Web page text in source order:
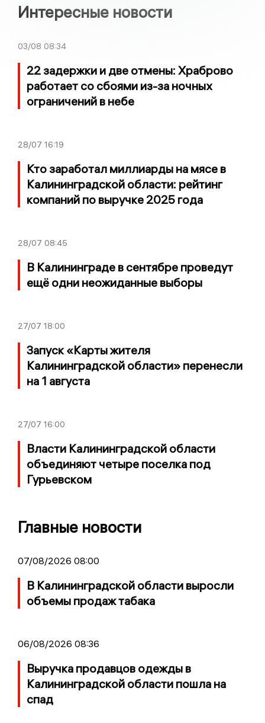
Интересные новости
03/08 08:34
22 задержки и две отмены: Храброво
работает со сбоями из-за ночных
ограничений в небе
28/07 16:19
Кто заработал миллиарды на мясе в
Калининградской области: рейтинг
компаний по выручке 2025 года
28/07 08:45
В Калининграде в сентябре проведут
ещё одни неожиданные выборы
27/07 18:00
Запуск «Карты жителя
Калининградской области» перенесли
на 1 августа
27/07 16:00
Власти Калининградской области
объединяют четыре поселка под
Гурьевском
Главные новости
07/08/2026 08:00
В Калининградской области выросли
объемы продаж табака
06/08/2026 08:36
Выручка продавцов одежды в
Калининградской области пошла на
спад